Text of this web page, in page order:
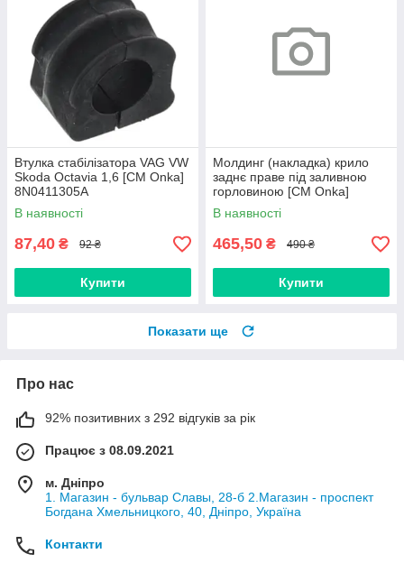
Втулка стабілізатора VAG VW
Skoda Octavia 1,6 [СМ Onka]
8N0411305A
В наявності
87,40 ₴ 92 ₴
Купити
Молдинг (накладка) крило
заднє праве під заливною
горловиною [CM Onka]
8547.K4
В наявності
465,50 ₴ 490 ₴
Купити
Показати ще
Про нас
92% позитивних з 292 відгуків за рік
Працює з 08.09.2021
м. Дніпро
1. Магазин - бульвар Славы, 28-б 2.Магазин - проспект
Богдана Хмельницкого, 40, Дніпро, Україна
Контакти